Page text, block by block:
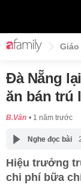
Đà Nẵng
ăn bán trú
B.Vân 1 năm trước
Nghe đọc bài
Hiệu trưởng
chi phí bữa